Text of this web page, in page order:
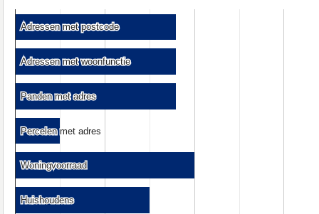
Adressen met postcode
Adressen met postcode
Adressen met woonfunctie
Adressen met woonfunctie
Panden met adres
Panden met adres
Percelen met adres
Percelen met adres
Woningvoorraad
Woningvoorraad
Huishoudens
Huishoudens